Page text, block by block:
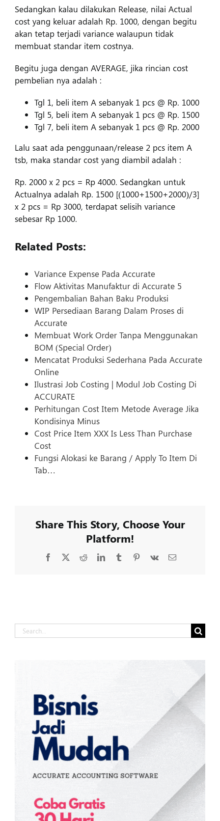
Sedangkan kalau dilakukan Release, nilai Actual
cost yang keluar adalah Rp. 1000, dengan begitu
akan tetap terjadi variance walaupun tidak
membuat standar item costnya.
Begitu juga dengan AVERAGE, jika rincian cost
pembelian nya adalah :
Tgl 1, beli item A sebanyak 1 pcs @ Rp. 1000
Tgl 5, beli item A sebanyak 1 pcs @ Rp. 1500
Tgl 7, beli item A sebanyak 1 pcs @ Rp. 2000
Lalu saat ada penggunaan/release 2 pcs item A
tsb, maka standar cost yang diambil adalah :
Rp. 2000 x 2 pcs = Rp 4000. Sedangkan untuk
Actualnya adalah Rp. 1500 [(1000+1500+2000)/3]
x 2 pcs = Rp 3000, terdapat selisih variance
sebesar Rp 1000.
Related Posts:
Variance Expense Pada Accurate
Flow Aktivitas Manufaktur di Accurate 5
Pengembalian Bahan Baku Produksi
WIP Persediaan Barang Dalam Proses di
Accurate
Membuat Work Order Tanpa Menggunakan
BOM (Special Order)
Mencatat Produksi Sederhana Pada Accurate
Online
Ilustrasi Job Costing | Modul Job Costing Di
ACCURATE
Perhitungan Cost Item Metode Average Jika
Kondisinya Minus
Cost Price Item XXX Is Less Than Purchase
Cost
Fungsi Alokasi ke Barang / Apply To Item Di
Tab…
Share This Story, Choose Your
Platform!
Facebook
X RedditLinkedInTumblrPinterest
Vk Email
Search
for: